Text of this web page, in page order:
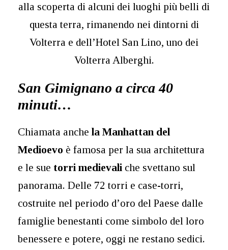
alla scoperta di alcuni dei luoghi più belli di
questa terra, rimanendo nei dintorni di
Volterra e dell’Hotel San Lino, uno dei
Volterra Alberghi.
San Gimignano a circa 40
minuti…
Chiamata anche la Manhattan del
Medioevo è famosa per la sua architettura
e le sue torri medievali che svettano sul
panorama. Delle 72 torri e case-torri,
costruite nel periodo d’oro del Paese dalle
famiglie benestanti come simbolo del loro
benessere e potere, oggi ne restano sedici.